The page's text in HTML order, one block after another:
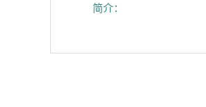
简介：